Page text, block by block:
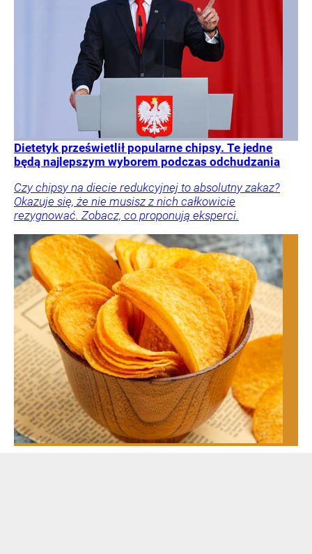
Dietetyk prześwietlił popularne chipsy. Te jedne
będą najlepszym wyborem podczas odchudzania
Czy chipsy na diecie redukcyjnej to absolutny zakaz?
Okazuje się, że nie musisz z nich całkowicie
rezygnować. Zobacz, co proponują eksperci.